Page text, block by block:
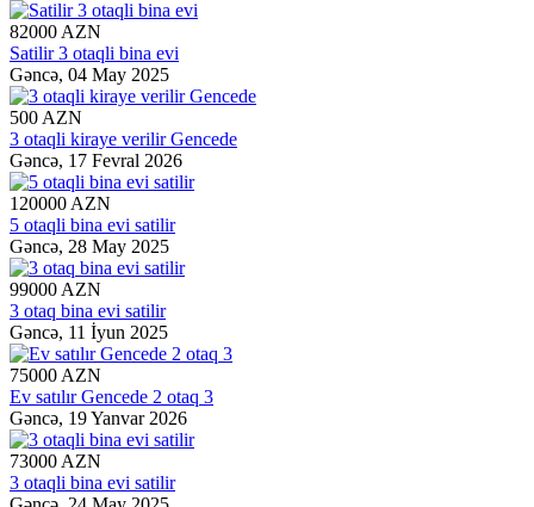
82000 AZN
Satilir 3 otaqli bina evi
Gəncə, 04 May 2025
500 AZN
3 otaqli kiraye verilir Gencede
Gəncə, 17 Fevral 2026
120000 AZN
5 otaqli bina evi satilir
Gəncə, 28 May 2025
99000 AZN
3 otaq bina evi satilir
Gəncə, 11 İyun 2025
75000 AZN
Ev satılır Gencede 2 otaq 3
Gəncə, 19 Yanvar 2026
73000 AZN
3 otaqli bina evi satilir